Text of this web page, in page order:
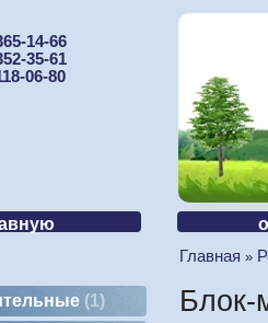
14-66
35-61
06-80
1
Главная »
Блок-